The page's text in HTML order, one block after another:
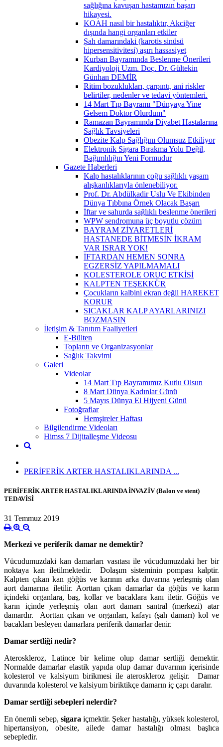
sağlığına kavuşan hastamızın başarı
hikayesi.
KOAH nasıl bir hastalıktır, Akciğer
dışında hangi organları etkiler
Şah damarındaki (karotis sinüsü
hipersensitivitesi) aşırı hassasiyet
Kurban Bayramında Beslenme Önerileri
Kardiyoloji Uzm. Doç. Dr. Gültekin
Günhan DEMİR
Ritim bozuklukları, çarpıntı, ani riskler
belirtiler, nedenler ve tedavi yöntemleri.
14 Mart Tıp Bayramı "Dünyaya Yine
Gelsem Doktor Olurdum"
Ramazan Bayramında Diyabet Hastalarına
Sağlık Tavsiyeleri
Obezite Kalp Sağlığını Olumsuz Etkiliyor
Elektronik Sigara Bırakma Yolu Değil,
Bağımlılığın Yeni Formudur
Gazete Haberleri
Kalp hastalıklarının çoğu sağlıklı yaşam
alışkanlıklarıyla önlenebiliyor.
Prof. Dr. Abdülkadir Uslu Ve Ekibinden
Dünya Tıbbına Örnek Olacak Başarı
İftar ve sahurda sağlıklı beslenme önerileri
WPW sendromuna üç boyutlu çözüm
BAYRAM ZİYARETLERİ
HASTANEDE BİTMESİN İKRAM
VAR ISRAR YOK!
İFTARDAN HEMEN SONRA
EGZERSİZ YAPILMAMALI
KOLESTEROLE ORUÇ ETKİSİ
KALPTEN TEŞEKKÜR
Çocukların kalbini ekran değil HAREKET
KORUR
SICAKLAR KALP AYARLARINIZI
BOZMASIN
İletişim & Tanıtım Faaliyetleri
E-Bülten
Toplantı ve Organizasyonlar
Sağlık Takvimi
Galeri
Videolar
14 Mart Tıp Bayramımız Kutlu Olsun
8 Mart Dünya Kadınlar Günü
5 Mayıs Dünya El Hijyeni Günü
Fotoğraflar
Hemşireler Haftası
Bilgilendirme Videoları
Himss 7 Dijitalleşme Videosu
PERİFERİK ARTER HASTALIKLARINDA ...
PERİFERİK ARTER HASTALIKLARINDA İNVAZİV (Balon ve stent)
TEDAVİSİ
31 Temmuz 2019
Merkezi ve periferik damar ne demektir?
Vücudumuzdaki kan damarları vasıtası ile vücudumuzdaki her bir
noktaya kan iletilmektedir. Dolaşım sisteminin pompası kalptir.
Kalpten çıkan kan göğüs ve karının arka duvarına yerleşmiş olan
aort damarına iletilir. Aorttan çıkan damarlar da göğüs ve karın
içindeki organlara, baş, kollar ve bacaklara kanı iletir. Göğüs ve
karın içinde yerleşmiş olan aort damarı santral (merkezi) atar
damardır. Aorttan çıkan ve organları, kafayı (şah damarı) kol ve
bacakları besleyen damarlara periferik damarlar denir.
Damar sertliği nedir?
Ateroskleroz, Latince bir kelime olup damar sertliği demektir.
Normalde damarlar elastik yapıda olup damar duvarının içerisinde
kolesterol ve kalsiyum birikmesi ile ateroskleroz gelişir. Damar
duvarında kolesterol ve kalsiyum biriktikçe damarın iç çapı daralır.
Damar sertliği sebepleri nelerdir?
En önemli sebep, sigara içmektir. Şeker hastalığı, yüksek kolesterol,
hipertansiyon, obesite, ailede damar hastalığı olması başlıca
sebepledir.